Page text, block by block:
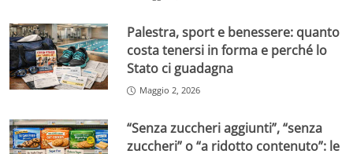
Palestra, sport e benessere: quanto
costa tenersi in forma e perché lo
Stato ci guadagna
Maggio 2, 2026
“Senza zuccheri aggiunti”, “senza
zuccheri” o “a ridotto contenuto”: le